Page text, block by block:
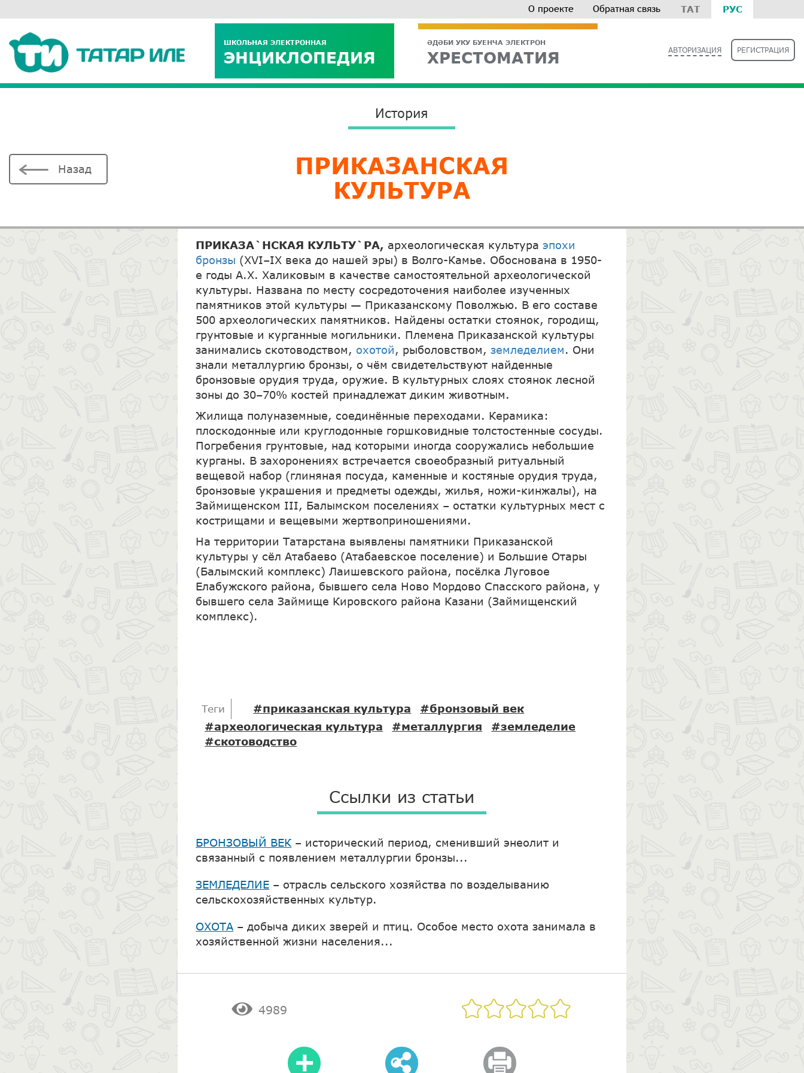
ТАТ РУС
О проекте Обратная связь
ШКОЛЬНАЯ ЭЛЕКТРОННАЯ
ЭНЦИКЛОПЕДИЯ
ӘДӘБИ УКУ БУЕНЧА ЭЛЕКТРОН
ХРЕСТОМАТИЯ АВТОРИЗАЦИЯ РЕГИСТРАЦИЯ
Назад
История
ПРИКАЗАНСКАЯ
КУЛЬТУРА
ПРИКАЗА`НСКАЯ КУЛЬТУ`РА, археологическая культураэпохи
бронзы (XVI–IX века до нашей эры) в Волго-Камье. Обоснована в 1950-
е годы А.Х. Халиковым в качестве самостоятельной археологической
культуры. Названа по месту сосредоточения наиболее изученных
памятников этой культуры — Приказанскому Поволжью. В его составе
500 археологических памятников. Найдены остатки стоянок, городищ,
грунтовые и курганные могильники. Племена Приказанской культуры
занимались скотоводством, охотой, рыболовством,земледелием. Они
знали металлургию бронзы, о чём свидетельствуют найденные
бронзовые орудия труда, оружие. В культурных слоях стоянок лесной
зоны до 30–70% костей принадлежат диким животным.
Жилища полуназемные, соединённые переходами. Керамика:
плоскодонные или круглодонные горшковидные толстостенные сосуды.
Погребения грунтовые, над которыми иногда сооружались небольшие
курганы. В захоронениях встречается своеобразный ритуальный
вещевой набор (глиняная посуда, каменные и костяные орудия труда,
бронзовые украшения и предметы одежды, жилья, ножи-кинжалы), на
Займищенском III, Балымском поселениях – остатки культурных мест с
кострищами и вещевыми жертвоприношениями.
На территории Татарстана выявлены памятники Приказанской
культуры у сёл Атабаево (Атабаевское поселение) и Большие Отары
(Балымский комплекс) Лаишевского района, посёлка Луговое
Елабужского района, бывшего села Ново Мордово Спасского района, у
бывшего села Займище Кировского района Казани (Займищенский
комплекс).
Теги #приказанская культура
#бронзовый век
#археологическая культура
#металлургия
#земледелие
#скотоводство
Ссылки из статьи
БРОНЗОВЫЙ ВЕК – исторический период, сменивший энеолит и
связанный с появлением металлургии бронзы...
ЗЕМЛЕДЕЛИЕ – отрасль сельского хозяйства по возделыванию
сельскохозяйственных культур.
ОХОТА – добыча диких зверей и птиц. Особое место охота занимала в
хозяйственной жизни населения...
4989